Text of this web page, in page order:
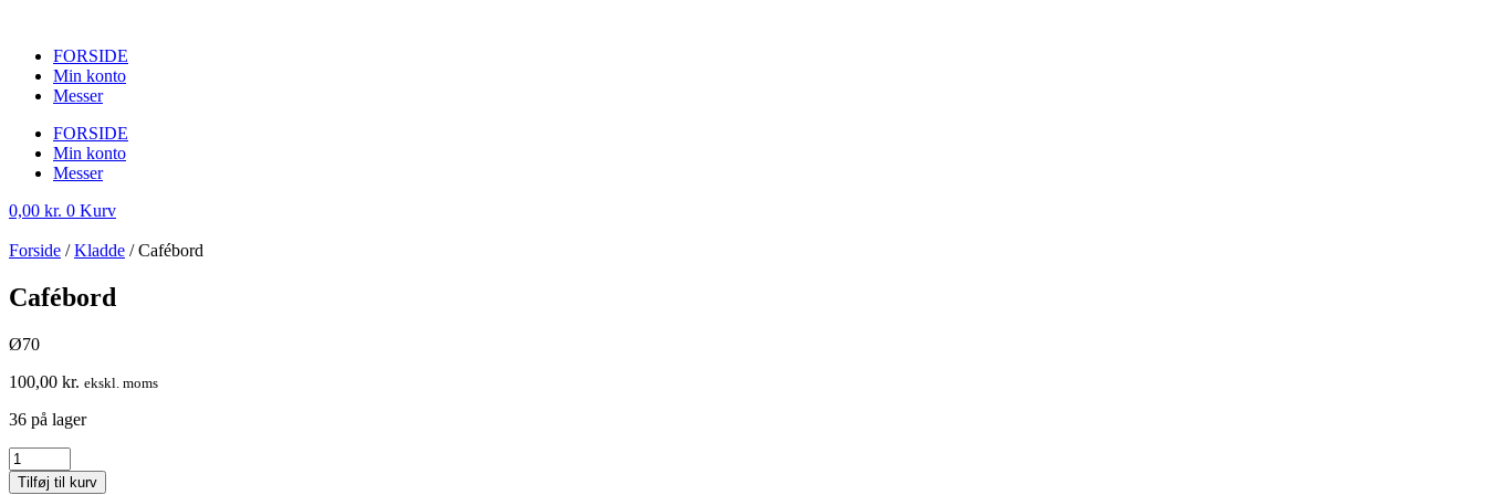
FORSIDE
Min konto
Messer
FORSIDE
Min konto
Messer
0,00 kr. 0 Kurv
Forside /Kladde / Cafébord
Cafébord
Ø70
100,00 kr. ekskl. moms
36 på lager
Cafébord
antal
Tilføj til kurv